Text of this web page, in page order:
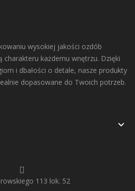
wysokiej jakości ozdób
charakteru każdemu wnętrzu. Dzięki
i dbałości o detale, nasze produkty
dopasowane do Twoich potrzeb.

113 lok. 52